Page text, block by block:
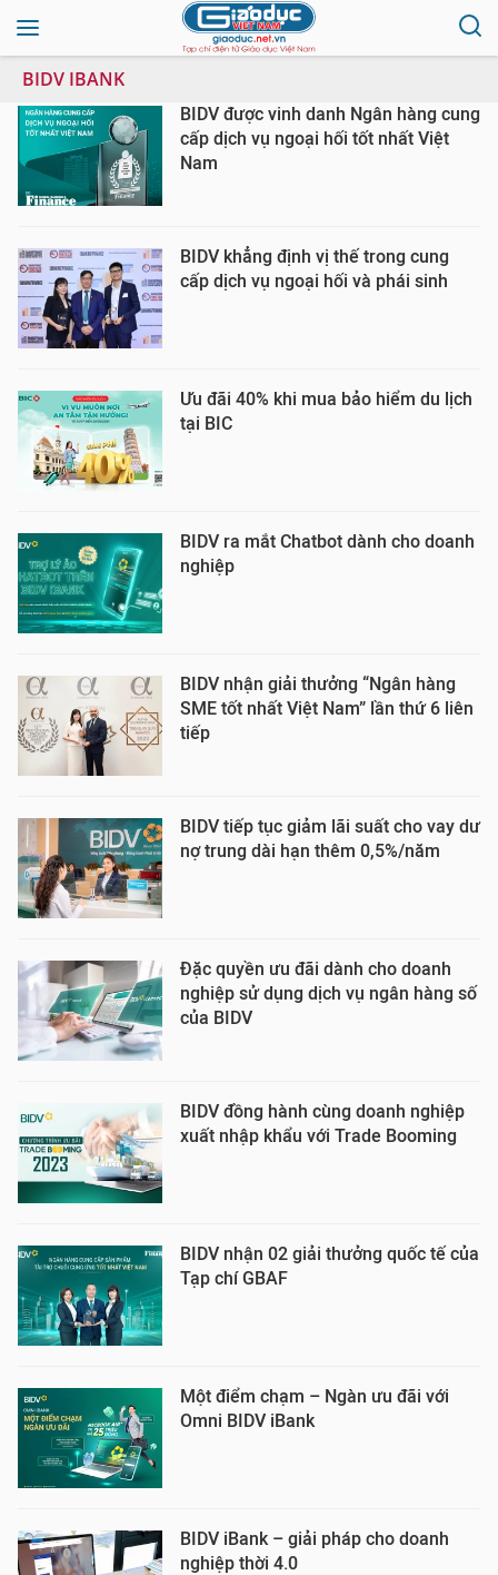
BIDV IBANK
BIDV được vinh danh Ngân hàng cung
cấp dịch vụ ngoại hối tốt nhất Việt
Nam
BIDV khẳng định vị thế trong cung
cấp dịch vụ ngoại hối và phái sinh
Ưu đãi 40% khi mua bảo hiểm du lịch
tại BIC
BIDV ra mắt Chatbot dành cho doanh
nghiệp
BIDV nhận giải thưởng “Ngân hàng
SME tốt nhất Việt Nam” lần thứ 6 liên
tiếp
BIDV tiếp tục giảm lãi suất cho vay dư
nợ trung dài hạn thêm 0,5%/năm
Đặc quyền ưu đãi dành cho doanh
nghiệp sử dụng dịch vụ ngân hàng số
của BIDV
BIDV đồng hành cùng doanh nghiệp
xuất nhập khẩu với Trade Booming
BIDV nhận 02 giải thưởng quốc tế của
Tạp chí GBAF
Một điểm chạm – Ngàn ưu đãi với
Omni BIDV iBank
BIDV iBank – giải pháp cho doanh
nghiệp thời 4.0